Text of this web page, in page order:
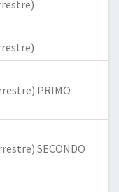
PRIMO
SECONDO